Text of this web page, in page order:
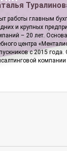
работы главным
и крупных
– 20 лет.
центра
с 2015 года.